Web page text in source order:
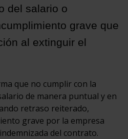
del salario o
grave que
al extinguir el
que no cumplir con la
de manera puntual y en
retraso reiterado,
grave por la empresa
del contrato.